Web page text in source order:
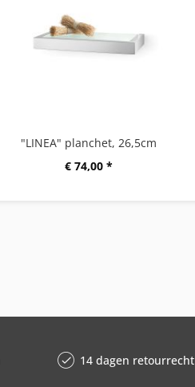
"LINEA" planchet, 26,5cm
€ 74,00 *
14 dagen retourrecht